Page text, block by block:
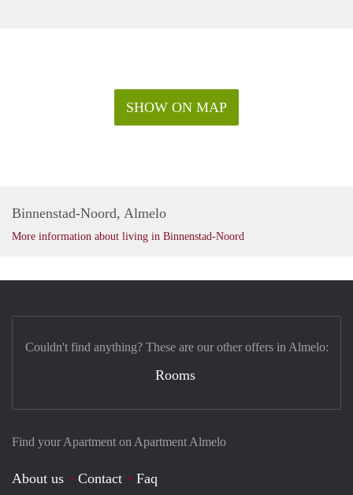
SHOW ON MAP
Binnenstad-Noord, Almelo
More information about living in Binnenstad-Noord
Find your Apartment on Apartment Almelo
About us Contact
Faq
Couldn't find anything? These are our other offers in Almelo:
Rooms